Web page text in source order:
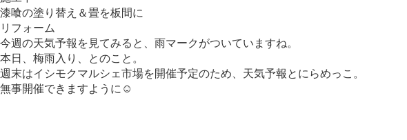
漆喰の塗り替え＆畳を板間に
リフォーム
今週の天気予報を見てみると、雨マークがついていますね。
本日、梅雨入り、とのこと。
週末はイシモクマルシェ市場を開催予定のため、天気予報とにらめっこ。
無事開催できますように☺